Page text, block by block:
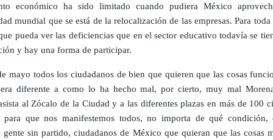
económico ha sido limitado cuando pudiera México
mundial que se está de la relocalización de las empresas. Para toda
pueda ver las deficiencias que en el sector educativo todavía se
y hay una forma de participar.
mayo todos los ciudadanos de bien que quieren que las cosas
diferente a como lo ha hecho mal, por cierto, muy mal
al Zócalo de la Ciudad y a las diferentes plazas en más de 100
para que nos manifestemos todos, no importa de qué condición,
gente sin partido, ciudadanos de México que quieran que las cosas